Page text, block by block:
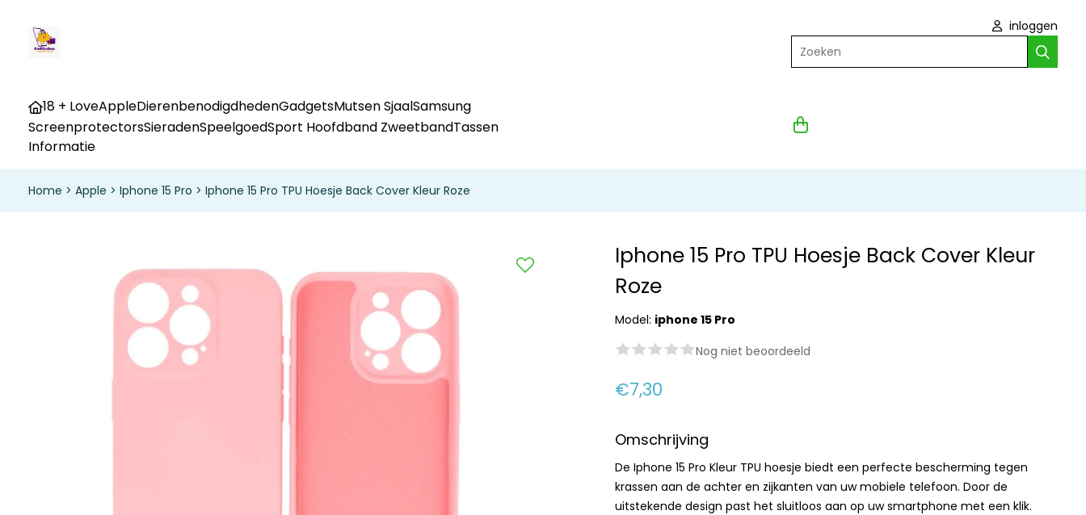
inloggen
Zoeken
18 + LoveAppleDierenbenodigdhedenGadgetsMutsen SjaalSamsung
ScreenprotectorsSieradenSpeelgoedSport Hoofdband ZweetbandTassen
Informatie
Home > Apple > Iphone 15 Pro > Iphone 15 Pro TPU Hoesje Back Cover Kleur Roze
Iphone 15 Pro TPU Hoesje Back Cover Kleur
Roze
Model: iphone 15 Pro
Nog niet beoordeeld
€7,30
Omschrijving
De Iphone 15 Pro Kleur TPU hoesje biedt een perfecte bescherming tegen
krassen aan de achter en zijkanten van uw mobiele telefoon. Door de
uitstekende design past het sluitloos aan op uw smartphone met een klik.